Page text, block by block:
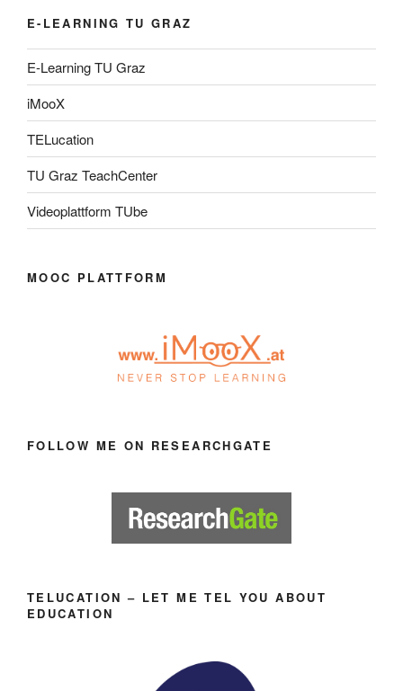
E-LEARNING TU GRAZ
E-Learning TU Graz
iMooX
TELucation
TU Graz TeachCenter
Videoplattform TUbe
MOOC PLATTFORM
FOLLOW ME ON RESEARCHGATE
TELUCATION – LET ME TEL YOU ABOUT
EDUCATION